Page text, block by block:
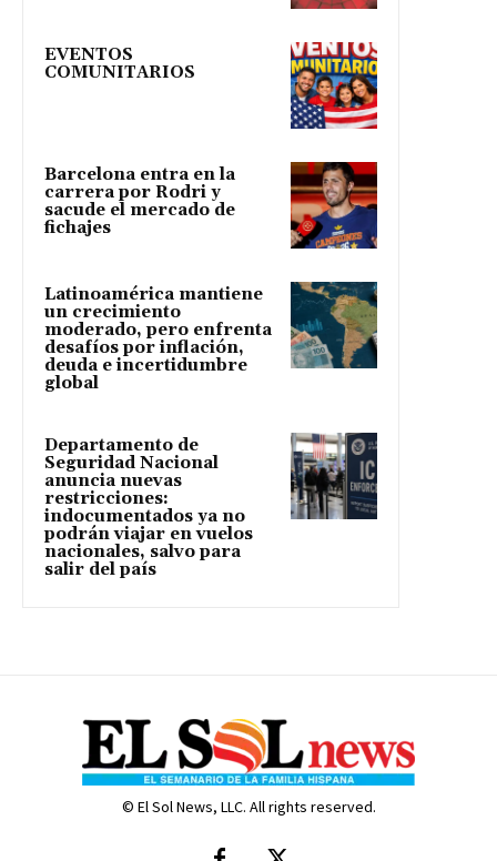
EVENTOS
COMUNITARIOS
Barcelona entra en la
carrera por Rodri y
sacude el mercado de
fichajes
Latinoamérica mantiene
un crecimiento
moderado, pero enfrenta
desafíos por inflación,
deuda e incertidumbre
global
Departamento de
Seguridad Nacional
anuncia nuevas
restricciones:
indocumentados ya no
podrán viajar en vuelos
nacionales, salvo para
salir del país
© El Sol News, LLC. All rights reserved.